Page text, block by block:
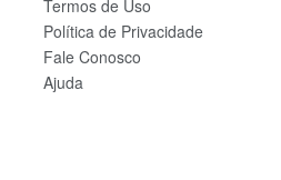
Termos de Uso
Política de Privacidade
Fale Conosco
Ajuda